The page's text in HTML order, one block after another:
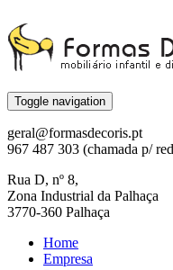
Toggle navigation
geral@formasdecoris.pt
967 487 303 (chamada p/
Rua D, nº 8,
Zona Industrial da Palhaça
3770-360 Palhaça
Home
Empresa